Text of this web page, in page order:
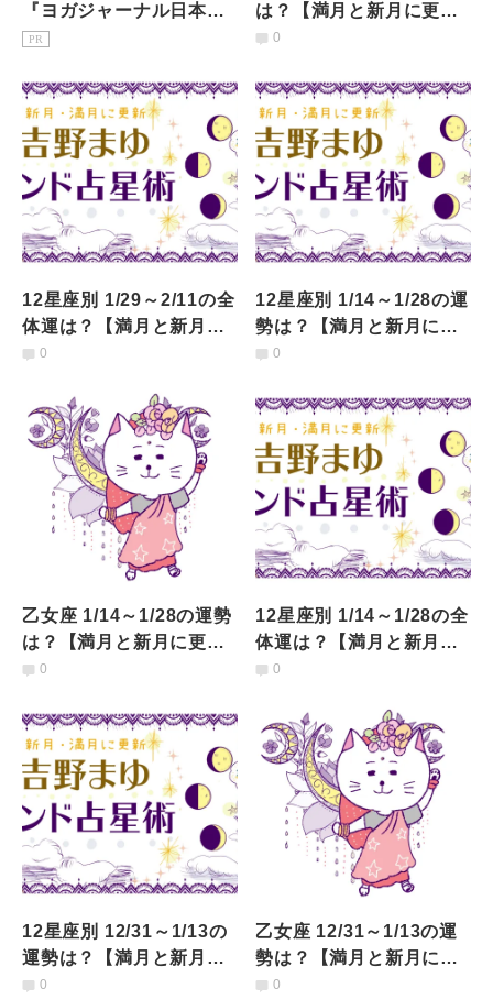
『ヨガジャーナル日本
版』予約購読のご案内
PR
は？【満月と新月に更
新！インド占星術】
0
12星座別 1/29～2/11の全
体運は？【満月と新月に
更新！インド占星術】
0
12星座別 1/14～1/28の運
勢は？【満月と新月に更
新！インド占星術】
0
乙女座 1/14～1/28の運勢
は？【満月と新月に更
新！インド占星術】
0
12星座別 1/14～1/28の全
体運は？【満月と新月に
更新！インド占星術】
0
12星座別 12/31～1/13の
運勢は？【満月と新月に
更新！インド占星術】
0
乙女座 12/31～1/13の運
勢は？【満月と新月に更
新！インド占星術】
0